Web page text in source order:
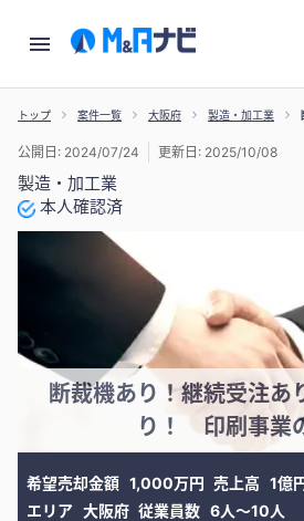
トップ 案件一覧 大阪府 製造・加工業
製造・加工業
本人確認済
公開日: 2024/07/24 更新日: 2025/10/08
断裁機あり！継続受注あ
り！ 印刷事業
希望売却金額 1,000万円 売上高 1億
エリア 大阪府 従業員数 6人〜10人